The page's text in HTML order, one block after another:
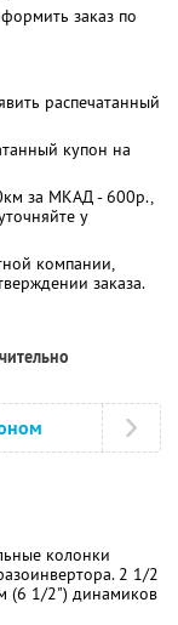
заказ по
распечатанный
купон на
за МКАД - 600р.,
у
компании,
заказа.
колонки
2 1/2
(6 1/2") динамиков